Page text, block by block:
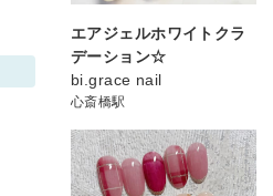
エアジェルホワイトクラ
デーション☆
bi.grace nail
心斎橋駅